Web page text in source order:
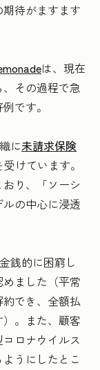
期待がますます
は、現在
その過程で急
です。
に未請求保険
けています。
おり、「ソーシ
の中心に浸透
銭的に困窮し
ました（平常
でき、全額払
。また、顧客
ロナウイルス
うにしたとこ